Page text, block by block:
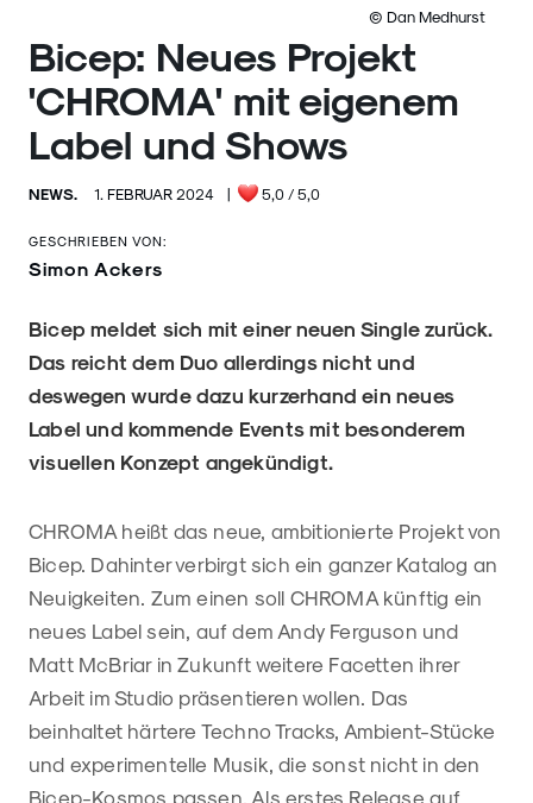
© Dan Medhurst
Bicep: Neues Projekt
'CHROMA' mit eigenem
Label und Shows
NEWS. 1. FEBRUAR 2024 | 5,0 / 5,0
GESCHRIEBEN VON:
Simon Ackers
Bicep meldet sich mit einer neuen Single zurück.
Das reicht dem Duo allerdings nicht und
deswegen wurde dazu kurzerhand ein neues
Label und kommende Events mit besonderem
visuellen Konzept angekündigt.
CHROMA heißt das neue, ambitionierte Projekt von
Bicep. Dahinter verbirgt sich ein ganzer Katalog an
Neuigkeiten. Zum einen soll CHROMA künftig ein
neues Label sein, auf dem Andy Ferguson und
Matt McBriar in Zukunft weitere Facetten ihrer
Arbeit im Studio präsentieren wollen. Das
beinhaltet härtere Techno Tracks, Ambient-Stücke
und experimentelle Musik, die sonst nicht in den
Bicep-Kosmos passen. Als erstes Release auf